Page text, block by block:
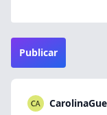
Publicar